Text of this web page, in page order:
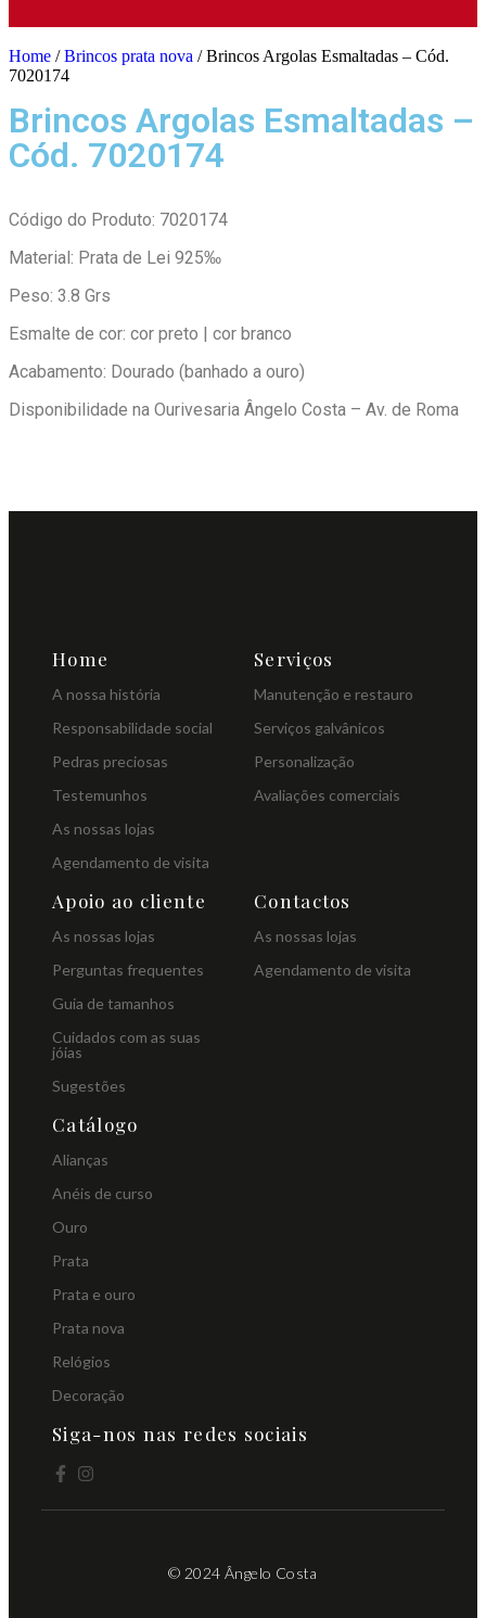
Home /Brincos prata nova / Brincos Argolas Esmaltadas – Cód.
7020174
Brincos Argolas Esmaltadas –
Cód. 7020174
Código do Produto: 7020174
Material: Prata de Lei 925‰
Peso: 3.8 Grs
Esmalte de cor: cor preto | cor branco
Acabamento: Dourado (banhado a ouro)
Disponibilidade na Ourivesaria Ângelo Costa – Av. de Roma
Home
A nossa história
Responsabilidade social
Pedras preciosas
Testemunhos
As nossas lojas
Agendamento de visita
Serviços
Manutenção e restauro
Serviços galvânicos
Personalização
Avaliações comerciais
Apoio ao cliente
As nossas lojas
Perguntas frequentes
Guia de tamanhos
Cuidados com as suas
jóias
Sugestões
Contactos
As nossas lojas
Agendamento de visita
Catálogo
Alianças
Anéis de curso
Ouro
Prata
Prata e ouro
Prata nova
Relógios
Decoração
Siga-nos nas redes sociais
© 2024 Ângelo Costa